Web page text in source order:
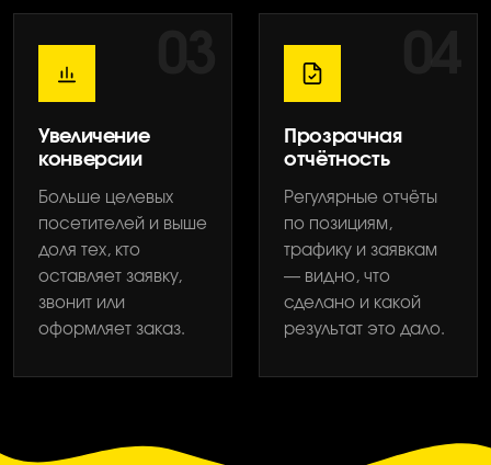
Увеличение
конверсии
Больше целевых
посетителей и выше
доля тех, кто
оставляет заявку,
звонит или
оформляет заказ.
04
Прозрачная
отчётность
Регулярные отчёты
по позициям,
трафику и заявкам
— видно, что
сделано и какой
результат это дало.